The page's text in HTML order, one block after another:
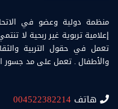
منظمة دولية وعضو في
إعلامية تربوية غير ربحية لا
تعمل في حقول التربية
والأطفال . تعمل على مد جسور
هاتف 004522382214